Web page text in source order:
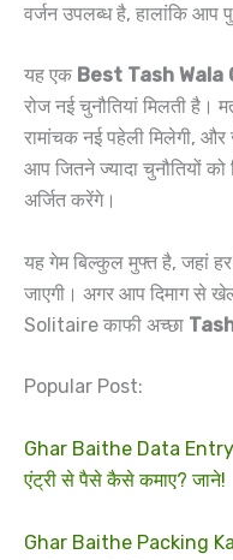
वर्जन उपलब्ध है, हालांकि आप
यह एक Best Tash Wala
रोज नई चुनौतियां मिलती
रामांचक नई पहेली मिलेगी,
आप जितने ज्यादा चुनौतियों
अर्जित करेंगे।
यह गेम बिल्कुल मुफ्त है, जहां
जाएगी। अगर आप दिमाग से
Solitaire काफी अच्छा
Popular Post:
Ghar Baithe Data
एंट्री से पैसे कैसे कमाए? जाने!
Ghar Baithe Packing